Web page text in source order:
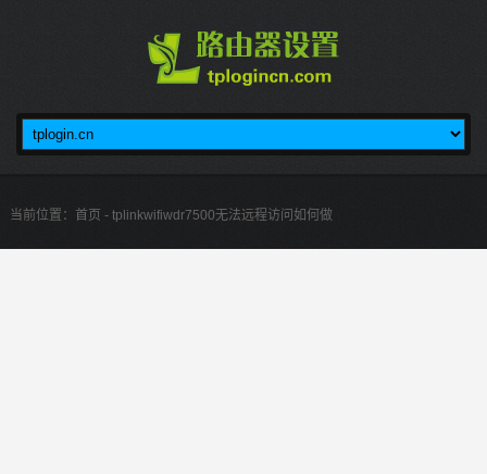
当前位置： 首页 - tplinkwifiwdr7500无法远程访问如何做